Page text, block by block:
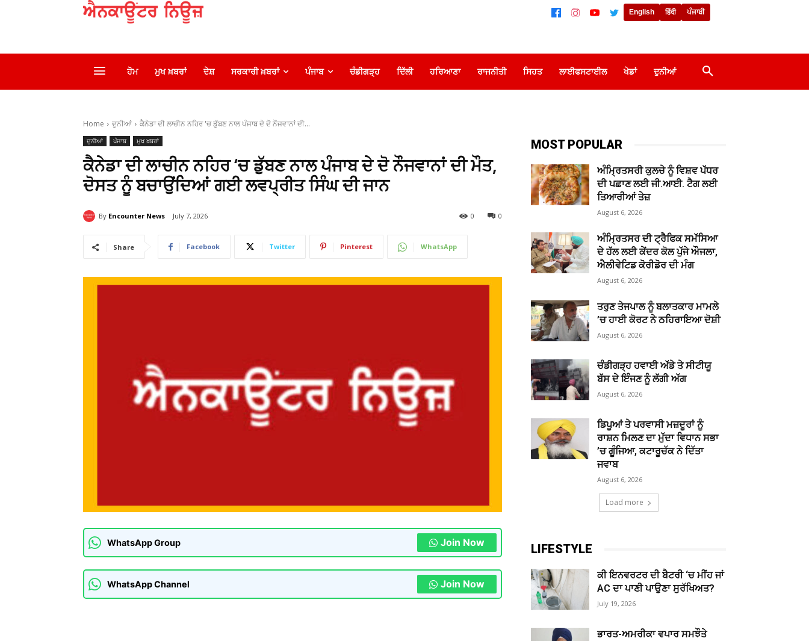
English हिंदी ਪੰਜਾਬੀ
ਹੋਮ ਮੁਖ ਖ਼ਬਰਾਂ ਦੇਸ਼ ਸਰਕਾਰੀ ਖ਼ਬਰਾਂ ਪੰਜਾਬ ਚੰਡੀਗੜ੍ਹ ਦਿੱਲੀ ਹਰਿਆਣਾ ਰਾਜਨੀਤੀ ਸਿਹਤ ਲਾਈਫਸਟਾਈਲ ਖੇਡਾਂ ਦੁਨੀਆਂ
Home ਦੁਨੀਆਂ ਕੈਨੇਡਾ ਦੀ ਲਾਚੀਨ ਨਹਿਰ 'ਚ ਡੁੱਬਣ ਨਾਲ ਪੰਜਾਬ ਦੇ ਦੋ ਨੌਜਵਾਨਾਂ ਦੀ...
ਦੁਨੀਆਂ ਪੰਜਾਬ ਮੁਖ ਖ਼ਬਰਾਂ
ਕੈਨੇਡਾ ਦੀ ਲਾਚੀਨ ਨਹਿਰ ‘ਚ ਡੁੱਬਣ ਨਾਲ ਪੰਜਾਬ ਦੇ ਦੋ ਨੌਜਵਾਨਾਂ ਦੀ ਮੌਤ,
ਦੋਸਤ ਨੂੰ ਬਚਾਉਂਦਿਆਂ ਗਈ ਲਵਪ੍ਰੀਤ ਸਿੰਘ ਦੀ ਜਾਨ
By Encounter News July 7, 2026 0
0
Share Facebook Twitter Pinterest WhatsApp
WhatsApp Group Join Now
WhatsApp Channel Join Now
MOST POPULAR
ਅੰਮ੍ਰਿਤਸਰੀ ਕੁਲਚੇ ਨੂੰ ਵਿਸ਼ਵ ਪੱਧਰ
ਦੀ ਪਛਾਣ ਲਈ ਜੀ.ਆਈ. ਟੈਗ ਲਈ
ਤਿਆਰੀਆਂ ਤੇਜ਼
August 6, 2026
ਅੰਮ੍ਰਿਤਸਰ ਦੀ ਟ੍ਰੈਫਿਕ ਸਮੱਸਿਆ
ਦੇ ਹੱਲ ਲਈ ਕੇਂਦਰ ਕੋਲ ਪੁੱਜੇ ਔਜਲਾ,
ਐਲੀਵੇਟਿਡ ਕੋਰੀਡੋਰ ਦੀ ਮੰਗ
August 6, 2026
ਤਰੁਣ ਤੇਜਪਾਲ ਨੂੰ ਬਲਾਤਕਾਰ ਮਾਮਲੇ
’ਚ ਹਾਈ ਕੋਰਟ ਨੇ ਠਹਿਰਾਇਆ ਦੋਸ਼ੀ
August 6, 2026
ਚੰਡੀਗੜ੍ਹ ਹਵਾਈ ਅੱਡੇ ਤੇ ਸੀਟੀਯੂ
ਬੱਸ ਦੇ ਇੰਜਣ ਨੂੰ ਲੱਗੀ ਅੱਗ
August 6, 2026
ਡਿਪੂਆਂ ਤੇ ਪਰਵਾਸੀ ਮਜ਼ਦੂਰਾਂ ਨੂੰ
ਰਾਸ਼ਨ ਮਿਲਣ ਦਾ ਮੁੱਦਾ ਵਿਧਾਨ ਸਭਾ
’ਚ ਗੂੰਜਿਆ, ਕਟਾਰੂਚੱਕ ਨੇ ਦਿੱਤਾ
ਜਵਾਬ
August 6, 2026
Load more
LIFESTYLE
ਕੀ ਇਨਵਰਟਰ ਦੀ ਬੈਟਰੀ ‘ਚ ਮੀਂਹ ਜਾਂ
AC ਦਾ ਪਾਣੀ ਪਾਉਣਾ ਸੁਰੱਖਿਅਤ?
July 19, 2026
ਭਾਰਤ-ਅਮਰੀਕਾ ਵਪਾਰ ਸਮਝੌਤੇ